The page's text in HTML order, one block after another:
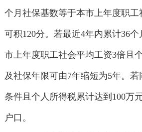
个月社保基数等于本市上年度职工
可积120分。若最近4年内累计36
市上年度职工社会平均工资3倍且
及社保年限可由7年缩短为5年。
条件且个人所得税累计达到100万
户口。